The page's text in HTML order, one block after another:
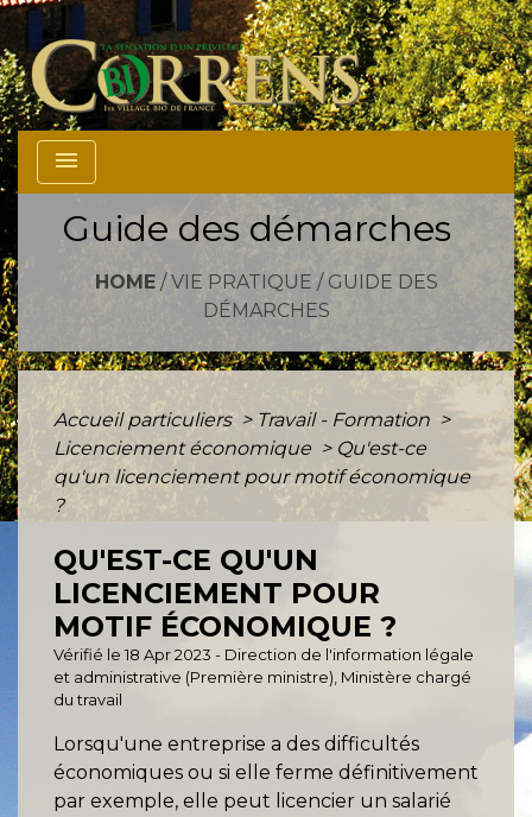
menu
Guide des démarches
HOME/ VIE PRATIQUE / GUIDE DES
DÉMARCHES
Accueil particuliers > Travail - Formation >
Licenciement économique > Qu'est-ce
qu'un licenciement pour motif économique
?
QU'EST-CE QU'UN
LICENCIEMENT POUR
MOTIF ÉCONOMIQUE ?
Vérifié le 18 Apr 2023 - Direction de l'information légale
et administrative (Première ministre), Ministère chargé
du travail
Lorsqu'une entreprise a des difficultés
économiques ou si elle ferme définitivement
par exemple, elle peut licencier un salarié